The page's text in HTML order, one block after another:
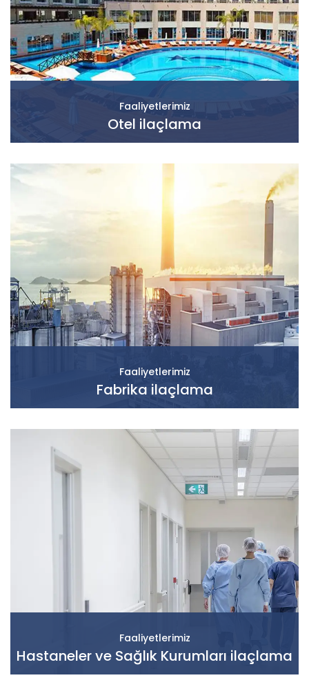
Faaliyetlerimiz
Otel ilaçlama
Faaliyetlerimiz
Fabrika ilaçlama
Faaliyetlerimiz
Hastaneler ve Sağlık Kurumları ilaçlama